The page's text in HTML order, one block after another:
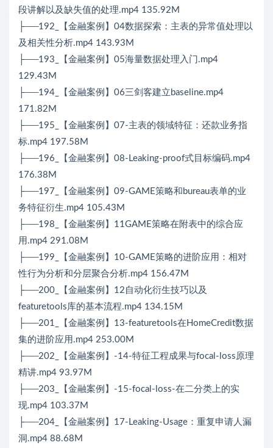
段讲解以及缺失值的处理.mp4 135.92M
├──192_【金融案例】04数据探索：主表的异常值处理以
及相关性分析.mp4 143.93M
├──193_【金融案例】05海量数据处理入门.mp4
129.43M
├──194_【金融案例】06三剑客建立baseline.mp4
171.82M
├──195_【金融案例】07-主表的领域特征：还款业务指
标.mp4 197.58M
├──196_【金融案例】08-Leaking-proof式目标编码.mp4
176.38M
├──197_【金融案例】09-GAME策略和bureau表单的业
务特征衍生.mp4 105.43M
├──198_【金融案例】11GAME策略在附表中的综合应
用.mp4 291.08M
├──199_【金融案例】10-GAME策略的进阶应用：相对
性行为分析和分层聚合分析.mp4 156.47M
├──200_【金融案例】12自动化衍生技巧以及
featuretools库的基本流程.mp4 134.15M
├──201_【金融案例】13-featuretools在HomeCredit数据
集的进阶应用.mp4 253.00M
├──202_【金融案例】-14-特征工程成果与focal-loss原理
精讲.mp4 93.97M
├──203_【金融案例】-15-focal-loss-在二分类上的实
现.mp4 103.37M
├──204_【金融案例】17-Leaking-Usage：重复申请人漏
洞.mp4 88.68M